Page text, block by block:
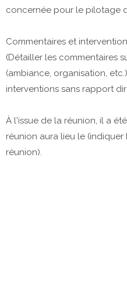
concernée pour le pilotage
Commentaires et
(Détailler les commentaires
(ambiance, organisation,
interventions sans rapport
À l'issue de la réunion, il a
réunion aura lieu le
réunion).